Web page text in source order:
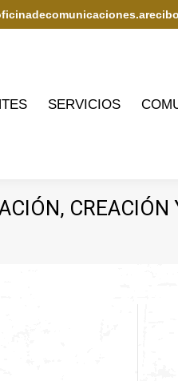
SERVICIOS
CREACIÓN